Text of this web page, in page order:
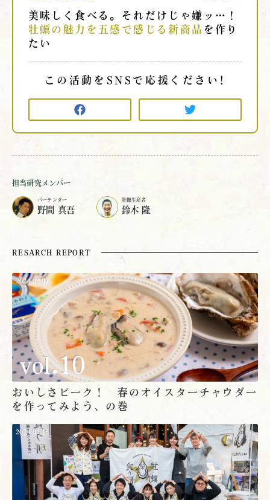
美味しく食べる。それだけじゃ嫌ッ…！
牡蠣の魅力を五感で感じる新商品 を作り
たい
この活動をSNSで応援ください!
担当研究メンバー
バーテンダー
野間 真吾
牡蠣生産者
鈴木 隆
RESARCH REPORT
2024.03.07
vol.10
おいしさピーク！ 春のオイスターチャウダー
を作ってみよう、の巻
2024.01.15